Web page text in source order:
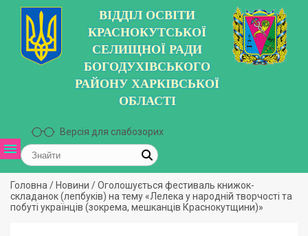
ВІДДІЛ ОСВІТИ
КРАСНОКУТСЬКОЇ
СЕЛИЩНОЇ РАДИ
БОГОДУХІВСЬКОГО
РАЙОНУ ХАРКІВСЬКОЇ
ОБЛАСТІ
Версія для слабозорих
Головна / Новини /Оголошується фестиваль книжок-
складанок (лепбуків) на тему «Лелека у народній творчості та
побуті українців (зокрема, мешканців Краснокутщини)»